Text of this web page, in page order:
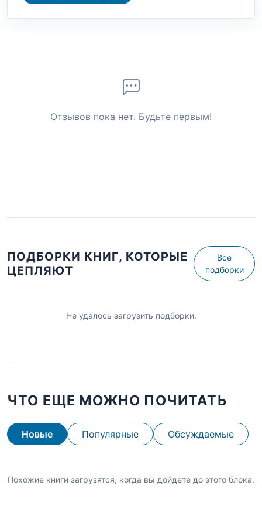
Отзывов пока нет. Будьте первым!
ПОДБОРКИ КНИГ, КОТОРЫЕ
ЦЕПЛЯЮТ
Все
подборки
Не удалось загрузить подборки.
ЧТО ЕЩЕ МОЖНО ПОЧИТАТЬ
Новые Популярные Обсуждаемые
Похожие книги загрузятся, когда вы дойдете до этого блока.